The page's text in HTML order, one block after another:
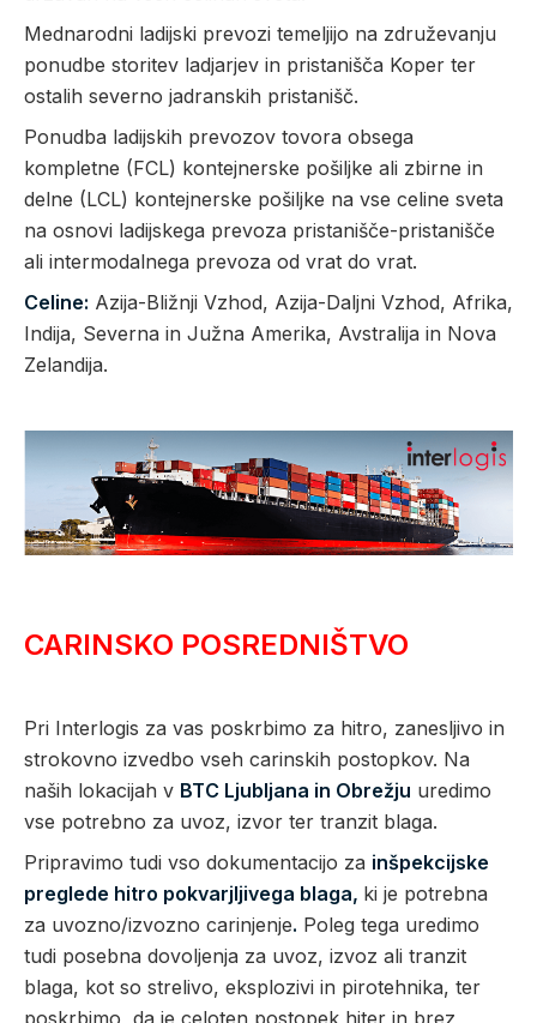
Mednarodni ladijski prevozi temeljijo na združevanju
ponudbe storitev ladjarjev in pristanišča Koper ter
ostalih severno jadranskih pristanišč.
Ponudba ladijskih prevozov tovora obsega
kompletne (FCL) kontejnerske pošiljke ali zbirne in
delne (LCL) kontejnerske pošiljke na vse celine sveta
na osnovi ladijskega prevoza pristanišče-pristanišče
ali intermodalnega prevoza od vrat do vrat.
Celine: Azija-Bližnji Vzhod, Azija-Daljni Vzhod, Afrika,
Indija, Severna in Južna Amerika, Avstralija in Nova
Zelandija.
CARINSKO POSREDNIŠTVO
Pri Interlogis za vas poskrbimo za hitro, zanesljivo in
strokovno izvedbo vseh carinskih postopkov. Na
naših lokacijah v BTC Ljubljana in Obrežju uredimo
vse potrebno za uvoz, izvor ter tranzit blaga.
Pripravimo tudi vso dokumentacijo za inšpekcijske
preglede hitro pokvarjljivega blaga, ki je potrebna
za uvozno/izvozno carinjenje. Poleg tega uredimo
tudi posebna dovoljenja za uvoz, izvoz ali tranzit
blaga, kot so strelivo, eksplozivi in pirotehnika, ter
poskrbimo, da je celoten postopek hiter in brez